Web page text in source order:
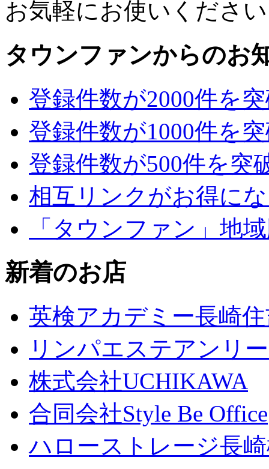
お気軽にお使いくださ
タウンファンからのお
登録件数が2000件を
登録件数が1000件を
登録件数が500件を突
相互リンクがお得に
「タウンファン」地
新着のお店
英検アカデミー長崎
リンパエステアンリ
株式会社UCHIKAWA
合同会社Style Be Office
ハローストレージ長